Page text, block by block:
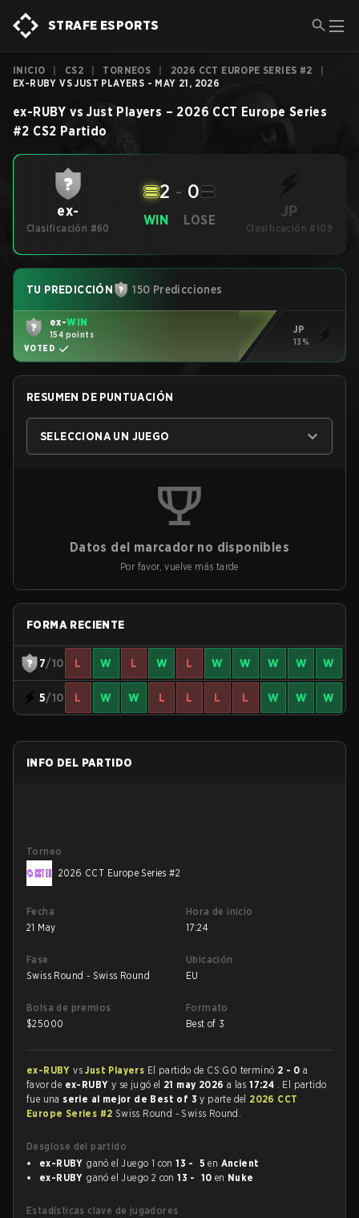
STRAFE ESPORTS
INICIO CS2 TORNEOS 2026 CCT EUROPE SERIES #2
EX-RUBY VS JUST PLAYERS - MAY 21, 2026
ex-RUBY vs Just Players – 2026 CCT Europe Series
#2 CS2 Partido
ex-
Clasificación #60
WIN
2 - 0
LOSE JP
Clasificación #109
TU PREDICCIÓN 150 Predicciones
ex-WIN
154 points
VOTED
JP
13%
RESUMEN DE PUNTUACIÓN
SELECCIONA UN JUEGO
Datos del marcador no disponibles
Por favor, vuelve más tarde
FORMA RECIENTE
7/10 L W L W L W W W W W
5/10 L W W L L L L W W W
INFO DEL PARTIDO
Torneo
2026 CCT Europe Series #2
Fecha
21 May
Hora de inicio
17:24
Fase
Swiss Round - Swiss Round
Ubicación
EU
Bolsa de premios
$25000
Formato
Best of 3
ex-RUBYvsJust Players El partido de CS:GO terminó 2 - 0 a
favor de ex-RUBY y se jugó el 21 may 2026 a las17:24 . El partido
fue una serie al mejor de Best of 3y parte del 2026 CCT
Europe Series #2 Swiss Round - Swiss Round.
Desglose del partido
ex-RUBY ganó el Juego 1 con13 - 5 en Ancient
ex-RUBY ganó el Juego 2 con13 - 10 en Nuke
Estadísticas clave de jugadores